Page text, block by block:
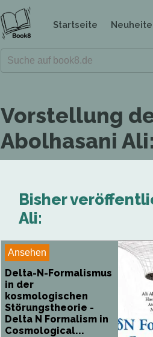
Startseite
Vorstellung
Abolhasani Ali:
Bisher
Ali:
Ansehen
Delta-N-Formalismus
in der
kosmologischen
Störungstheorie -
Delta N Formalism in
Cosmological...